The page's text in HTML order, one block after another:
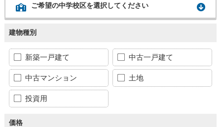
ご希望の中学校区を選択してください
建物種別
新築一戸建て 中古一戸建て
中古マンション 土地
投資用
価格